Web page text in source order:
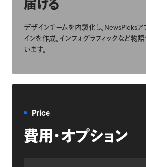
届ける
デザインチームを内製化し、NewsPicks
インを作成。インフォグラフィックなど物
います。
Price
費用・オプション